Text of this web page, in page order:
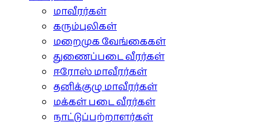
மாவீரர்கள்
கரும்புலிகள்
மறைமுக வேங்கைகள்
துணைப்படை வீரர்கள்
ஈரோஸ் மாவீரர்கள்
தனிக்குழு மாவீரர்கள்
மக்கள் படை வீரர்கள்
நாட்டுப்பற்றாளர்கள்